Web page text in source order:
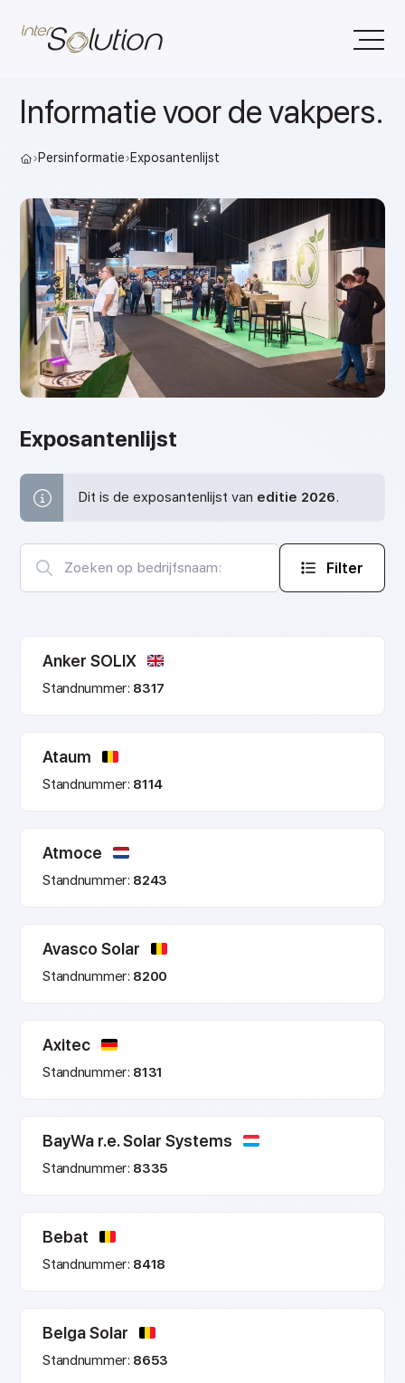
Informatie voor de vakpers.
›Persinformatie›Exposantenlijst
Exposantenlijst
Dit is de exposantenlijst van editie 2026.
Filter
Anker SOLIX
Standnummer: 8317
Ataum
Standnummer: 8114
Atmoce
Standnummer: 8243
Avasco Solar
Standnummer: 8200
Axitec
Standnummer: 8131
BayWa r.e. Solar Systems
Standnummer: 8335
Bebat
Standnummer: 8418
Belga Solar
Standnummer: 8653